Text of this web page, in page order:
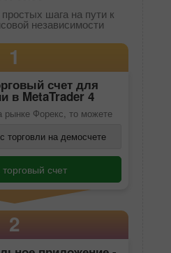
шага на пути к
независимости
1
счет для
в MetaTrader 4
рынке Форекс, то можете
торговли на демосчете
счет
2